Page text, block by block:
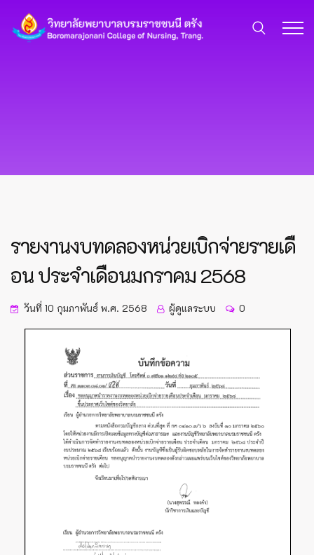
รายงานงบทดลองหน่วยเบิกจ่ายรายเดื
อน ประจำเดือนมกราคม 2568
วันที่ 10 กุมภาพันธ์ พ.ศ. 2568 ผู้ดูแลระบบ 0